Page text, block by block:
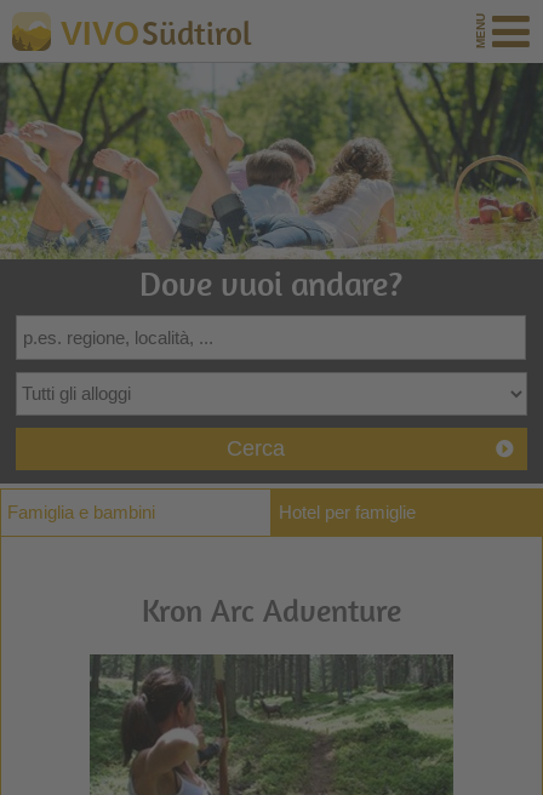
VIVOSüdtirol
Dove vuoi andare?
Cerca
Famiglia e bambini Hotel per famiglie
Kron Arc Adventure